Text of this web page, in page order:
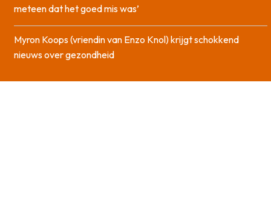
meteen dat het goed mis was’
Myron Koops (vriendin van Enzo Knol) krijgt schokkend
nieuws over gezondheid